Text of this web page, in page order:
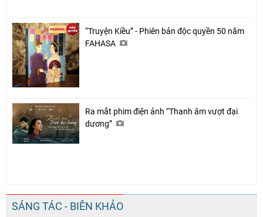
“Truyện Kiều” - Phiên bản độc quyền 50 năm
FAHASA
Ra mắt phim điện ảnh “Thanh âm vượt đại
dương”
SÁNG TÁC - BIÊN KHẢO